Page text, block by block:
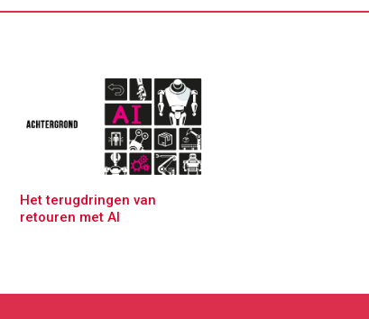
Het terugdringen van
retouren met AI